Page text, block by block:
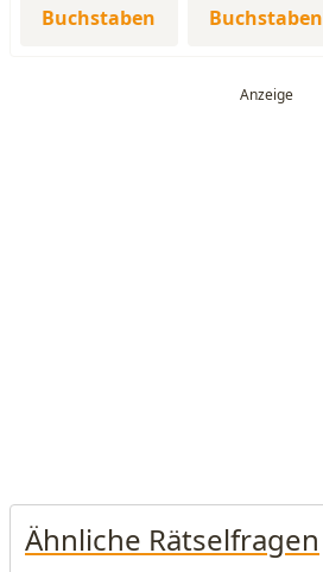
Buchstaben
Buchstaben
Ähnliche Rätselfragen